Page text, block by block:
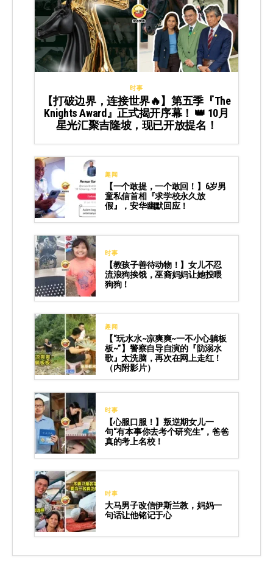
时事
【打破边界，连接世界🔥】第五季『The
Knights Award』正式揭开序幕！ 👑 10月
星光汇聚吉隆坡，现已开放提名！
趣闻
【一个敢提，一个敢回！】6岁男
童私信首相『求学校永久放
假』，安华幽默回应！
时事
【教孩子善待动物！】女儿不忍
流浪狗挨饿，巫裔妈妈让她投喂
狗狗！
趣闻
【“玩水水~凉爽爽~一不小心躺板
板~”】警察自导自演的『防溺水
歌』太洗脑，再次在网上走红！
（内附影片）
时事
【心服口服！】叛逆期女儿一
句“有本事你去考个研究生”，爸爸
真的考上名校！
时事
大马男子改信伊斯兰教，妈妈一
句话让他铭记于心